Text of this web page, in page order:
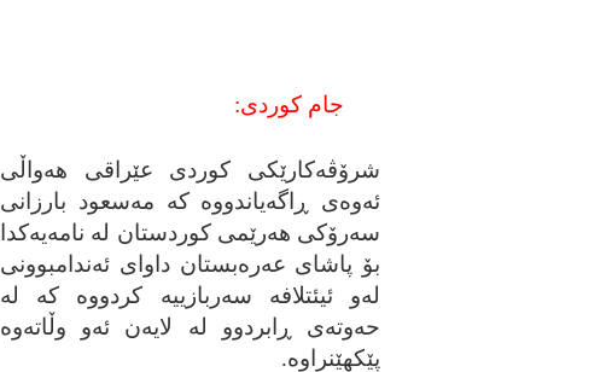
جام کوردی:
شرۆڤه‌کارێکی کوردی عێراقی هه‌واڵی
ئه‌وه‌ی ڕاگه‌یاندووه‌ که‌ مه‌سعود بارزانی
سه‌رۆکی هه‌رێمی کوردستان له‌ نامه‌یه‌کدا
بۆ پاشای عه‌ره‌بستان داوای ئه‌ندامبوونی
له‌و ئیئتلافه‌ سه‌ربازییه‌ کردووه‌ که‌ له‌
حه‌وته‌ی ڕابردوو له‌ لایه‌ن ئه‌و وڵاته‌وه‌
پێکهێنراوه‌.